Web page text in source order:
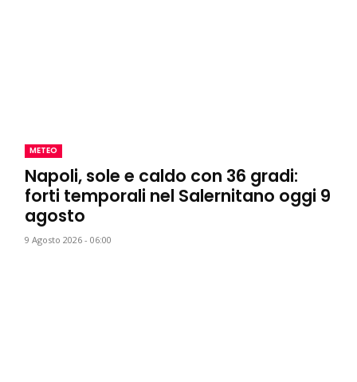
METEO
Napoli, sole e caldo con 36 gradi:
forti temporali nel Salernitano oggi 9
agosto
9 Agosto 2026 - 06:00